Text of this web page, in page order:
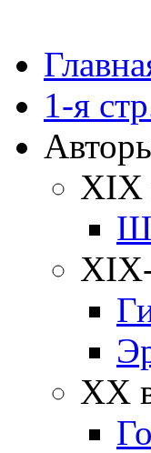
1-я
XIX
XX